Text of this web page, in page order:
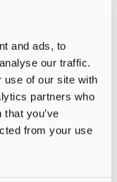
and ads, to
our traffic.
use of our site with
partners who
you’ve
from your use
Morgen!